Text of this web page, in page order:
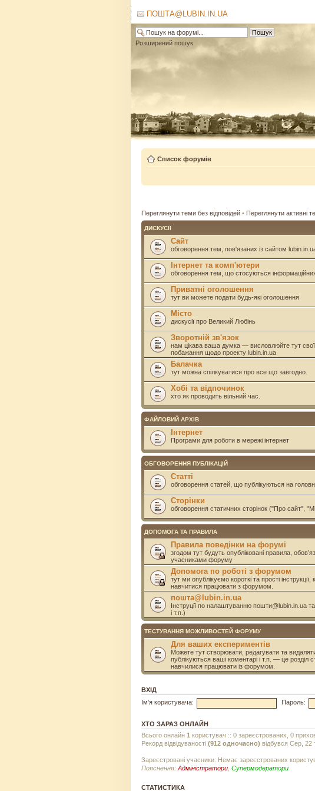
ПОШТА@LUBIN.IN.UA
Розширений пошук
Список форумів
Переглянути теми без відповідей • Переглянути активні
ДИСКУСІЇ
Сайт
обговорення тем, пов'язаних із сайтом
Інтернет та комп'ютери
обговорення тем, що стосуються
Приватні оголошення
тут ви можете подати будь-які оголошення
Місто
дискусії про Великий Любінь
Зворотній зв'язок
нам цікава ваша думка — висловлюйте тут
побажання щодо проекту lubin.in.ua
Балачка
тут можна спілкуватися про все що завгодно.
Хобі та відпочинок
хто як проводить вільний час.
ФАЙЛОВИЙ АРХІВ
Інтернет
Програми для роботи в мережі інтернет
ОБГОВОРЕННЯ ПУБЛІКАЦІЙ
Статті
обговорення статей, що публікуються на
Сторінки
обговорення статичних сторінок ("Про сайт",
ДОПОМОГА ТА ПРАВИЛА
Правила поведінки на форумі
згодом тут будуть опубліковані правила,
учасниками форуму
Допомога по роботі з форумом
тут ми опублікуємо короткі та прості
навчитися працювати з форумом.
пошта@lubin.in.ua
Інструції по налаштуванню пошти@lubin.in.ua та
і т.п.)
ТЕСТУВАННЯ МОЖЛИВОСТЕЙ ФОРУМУ
Для ваших експериментів
Можете тут створювати, редагувати та
публікуються ваші коментарі і т.п. — це
навчилися працювати із форумом.
ВХІД
Ім'я користувача:
Пароль:
ХТО ЗАРАЗ ОНЛАЙН
Всього онлайн 1 користувач :: 0 зареєстрованих, 0
Рекорд відвідуваності (912 одночасно) відбувся Сер, 22
Зареєстровані учасники: Немає зареєстрованих
Пояснення: Адміністратори Супермодератори
СТАТИСТИКА